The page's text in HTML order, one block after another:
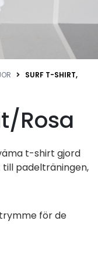
SURF T-SHIRT,
Rosa
t-shirt gjord
till padelträningen,
för de